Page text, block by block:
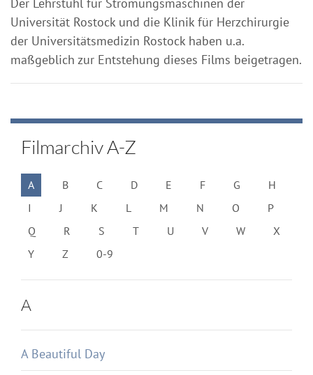
Universität Rostock und die Klinik für Herzchirurgie
der Universitätsmedizin Rostock haben u.a.
maßgeblich zur Entstehung dieses Films beigetragen.
Filmarchiv A-Z
A B C D E F G
H
I
J K L M N O
P
Q
R S T U V W
X
Y
Z 0-9
A
A Beautiful Day